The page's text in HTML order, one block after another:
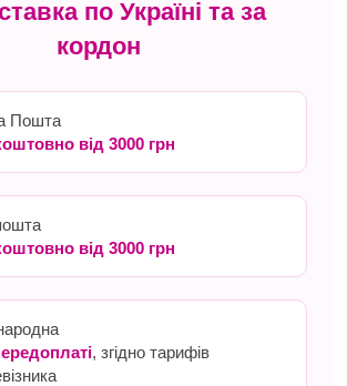
по Україні та за
кордон
Пошта
від 3000 грн
від 3000 грн
, згідно тарифів